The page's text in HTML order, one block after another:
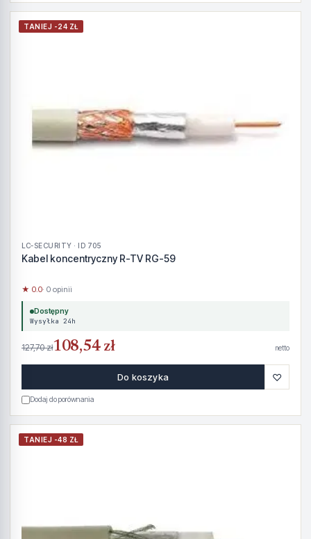
TANIEJ -24 ZŁ
LC-SECURITY · ID 705
Kabel koncentryczny R-TV RG-59
★ 0.0· 0 opinii
Dostępny
Wysyłka 24h
127,70 zł108,54 zł netto
Do koszyka ♡
Dodaj do porównania
TANIEJ -48 ZŁ